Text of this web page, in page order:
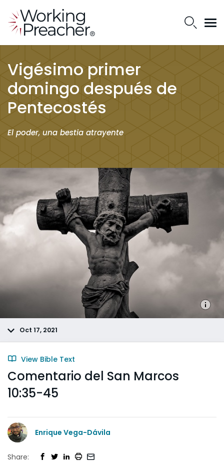
Vigésimo primer
domingo después de
Pentecostés
El poder, una bestia atrayente
Oct 17, 2021
View Bible Text
Comentario del San Marcos
10:35-45
Enrique Vega-Dávila
Share: